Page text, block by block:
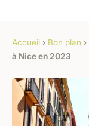
Accueil › Bon plan ›
à Nice en 2023